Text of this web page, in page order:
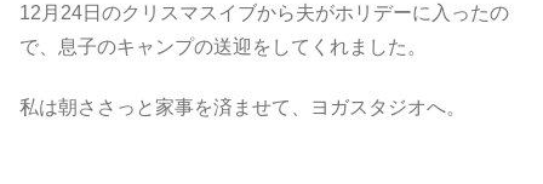
12月24日のクリスマスイブから夫がホリデーに入ったの
で、息子のキャンプの送迎をしてくれました。
私は朝ささっと家事を済ませて、ヨガスタジオへ。